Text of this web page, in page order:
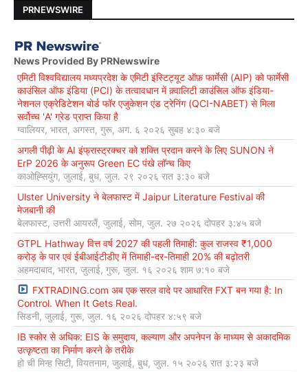
PRNEWSWIRE
News Provided By PRNewswire
एमिटी विश्वविद्यालय मध्यप्रदेश के एमिटी इंस्टिट्यूट ऑफ़ फार्मेसी (AIP) को फार्मेसी
काउंसिल ऑफ इंडिया (PCI) के तत्वावधान में क़्वालिटी काउंसिल ऑफ इंडिया-
नेशनल एक्रेडिटेशन बोर्ड फॉर एजुकेशन एंड ट्रेनिंग (QCI-NABET) से मिला
सर्वोच्च 'A' ग्रेड प्राप्त किया है
ग्वालियर, भारत, अगस्त, गुरू, अग. ६ २०२६ सुबह ४:३० बजे
अगली पीढ़ी के AI इंफ्रास्ट्रक्चर को शक्ति प्रदान करने के लिए SUNON ने
ErP 2026 के अनुरूप Green EC पंखे लॉन्च किए
काओह्सियुंग, जुलाई, बुध, जुल. २९ २०२६ रात ३:३० बजे
Ulster University ने बेलफास्ट में Jaipur Literature Festival की
मेजबानी की
बेलफास्ट, उत्तरी आयरलैं, जुलाई, सोम, जुल. २७ २०२६ दोपहर ३:४५ बजे
GTPL Hathway वित्त वर्ष 2027 की पहली तिमाही: कुल राजस्व ₹1,000
करोड़ के पार एवं ईबीआईटीडीए में तिमाही-दर-तिमाही 20% की बढ़ोतरी
अहमदाबाद, भारत, जुलाई, गुरू, जुल. १६ २०२६ शाम ७:१० बजे
FXTRADING.com अब एक सरल वादे पर आधारित FXT बन गया है: In
Control. When It Gets Real.
सिडनी, जुलाई, गुरू, जुल. १६ २०२६ दोपहर ४:५९ बजे
IB स्कोर से अधिक: EIS के समुदाय, कल्याण और अपनेपन के माध्यम से अकादमिक
उत्कृष्टता का निर्माण करने के तरीके
हो ची मिन्ह सिटी, वियतनाम, जुलाई, बुध, जुल. १५ २०२६ रात ३:२३ बजे